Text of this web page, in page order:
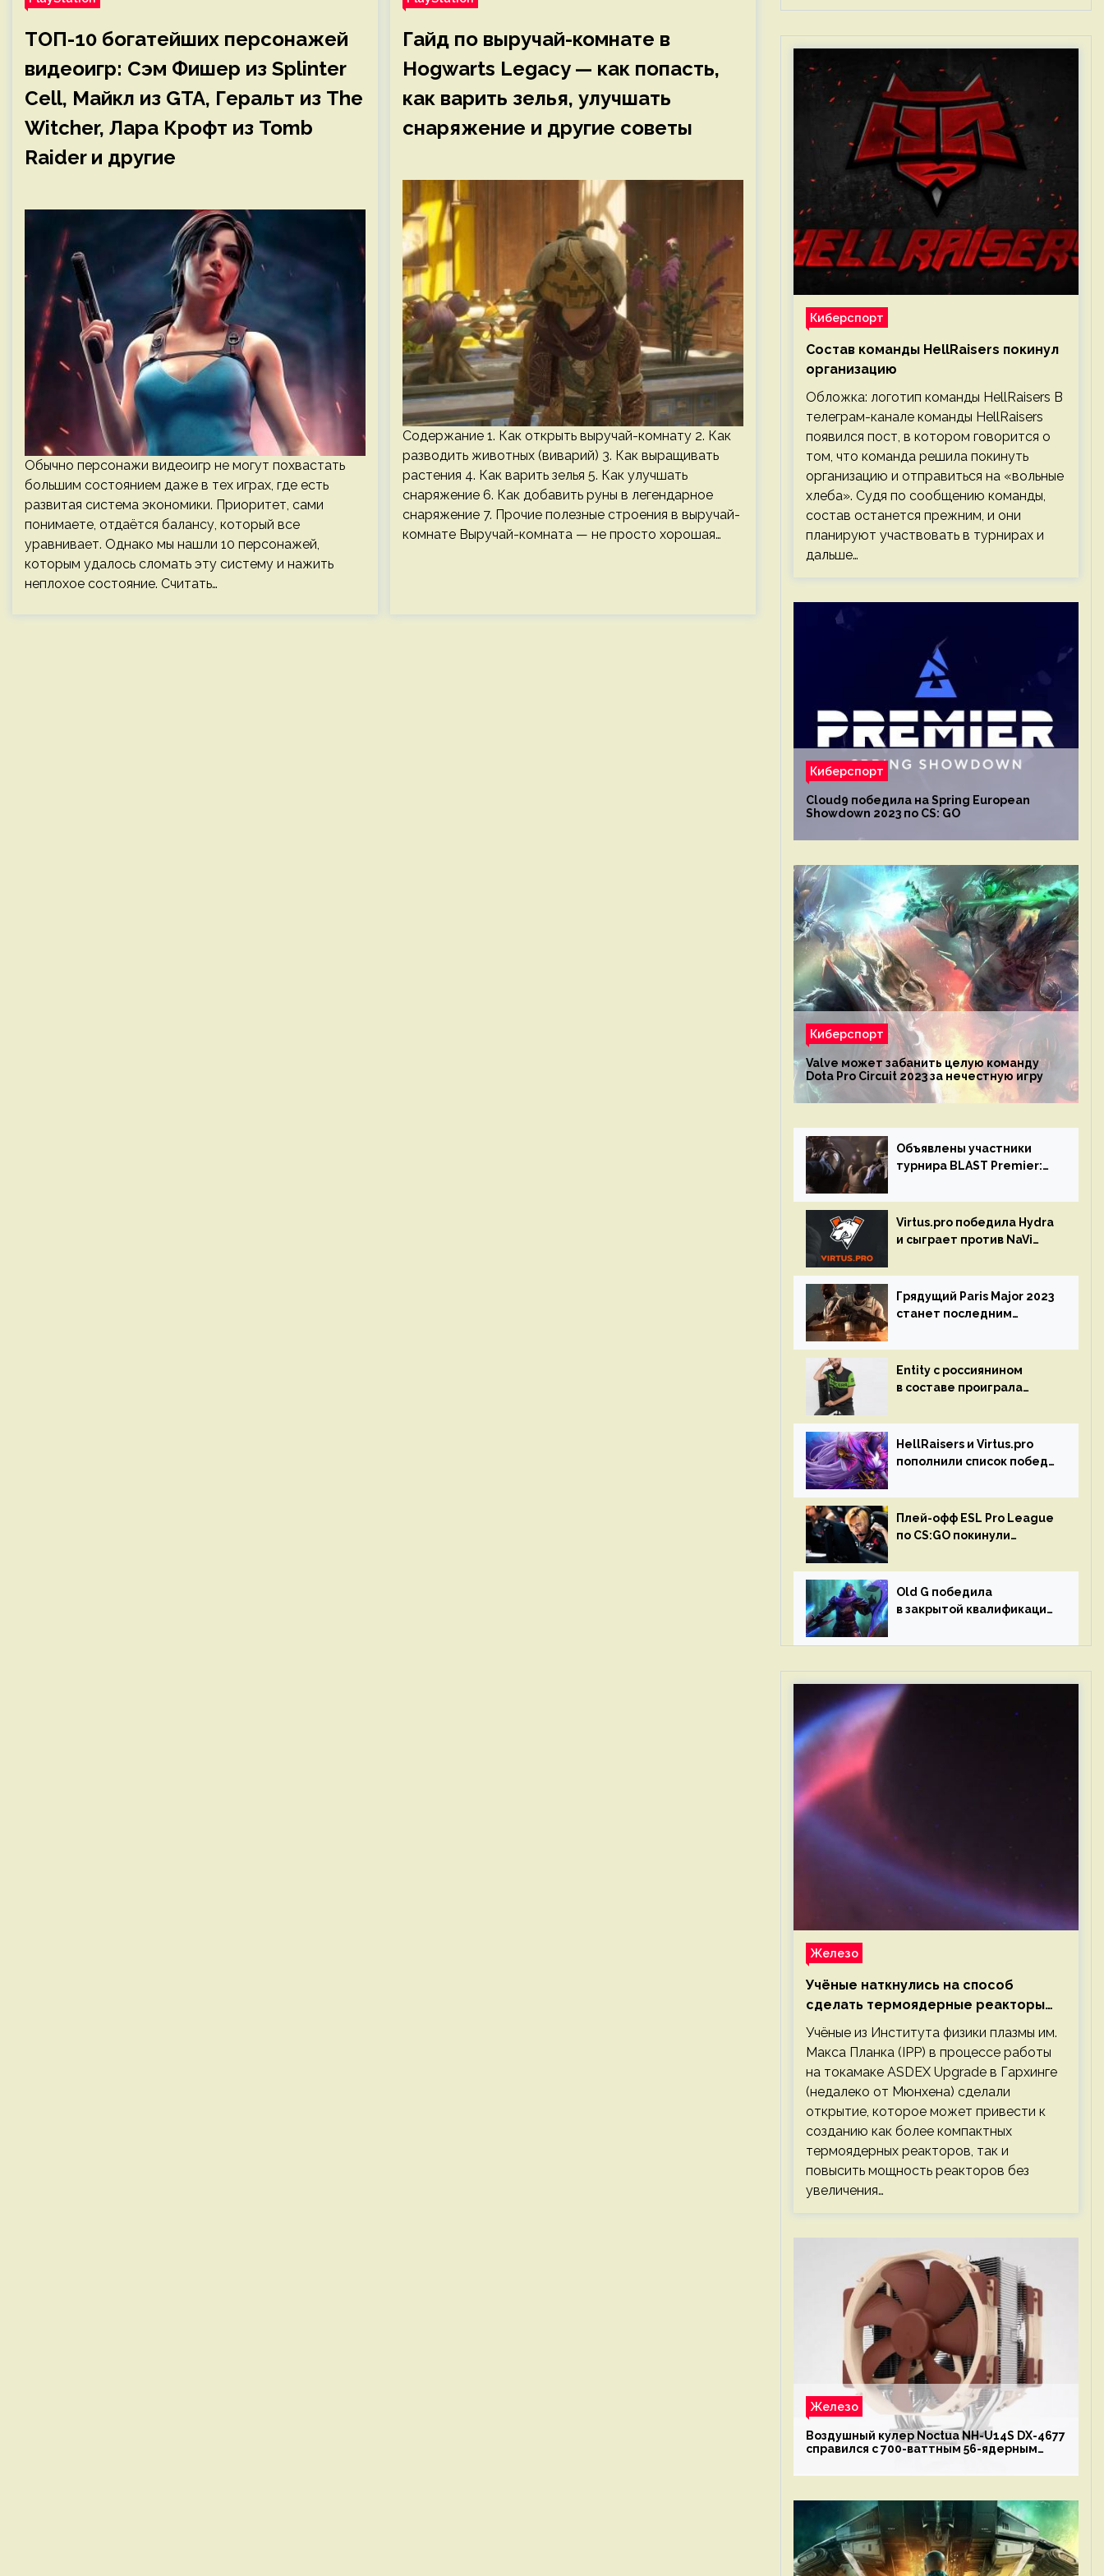
ТОП-10 богатейших персонажей
видеоигр: Сэм Фишер из Splinter
Cell, Майкл из GTA, Геральт из The
Witcher, Лара Крофт из Tomb
Raider и другие
Обычно персонажи видеоигр не могут похвастать
большим состоянием даже в тех играх, где есть
развитая система экономики. Приоритет, сами
понимаете, отдаётся балансу, который все
уравнивает. Однако мы нашли 10 персонажей,
которым удалось сломать эту систему и нажить
неплохое состояние. Считать…
Гайд по выручай-комнате в
Hogwarts Legacy — как попасть,
как варить зелья, улучшать
снаряжение и другие советы
Содержание 1. Как открыть выручай-комнату 2. Как
разводить животных (виварий) 3. Как выращивать
растения 4. Как варить зелья 5. Как улучшать
снаряжение 6. Как добавить руны в легендарное
снаряжение 7. Прочие полезные строения в выручай-
комнате Выручай-комната — не просто хорошая…
Киберспорт
Состав команды HellRaisers покинул
организацию
Обложка: логотип команды HellRaisers В
телеграм-канале команды HellRaisers
появился пост, в котором говорится о
том, что команда решила покинуть
организацию и отправиться на «вольные
хлеба». Судя по сообщению команды,
состав останется прежним, и они
планируют участвовать в турнирах и
дальше…
Киберспорт
Cloud9 победила на Spring European
Showdown 2023 по CS: GO
Киберспорт
Valve может забанить целую команду
Dota Pro Circuit 2023 за нечестную игру
Объявлены участники
турнира BLAST Premier:
Virtus.pro победила Hydra
и сыграет против NaVi
Circuit
Грядущий Paris Major 2023
станет последним
GO
Entity с россиянином
в составе проиграла
Circuit 2023
HellRaisers и Virtus.pro
пополнили список побед
Плей-офф ESL Pro League
по CS:GO покинули
Old G победила
в закрытой квалификации
Западной Европы
Железо
Учёные наткнулись на способ
сделать термоядерные реакторы
более компактными или мощными
Учёные из Института физики плазмы им.
Макса Планка (IPP) в процессе работы
на токамаке ASDEX Upgrade в Гархинге
(недалеко от Мюнхена) сделали
открытие, которое может привести к
созданию как более компактных
термоядерных реакторов, так и
повысить мощность реакторов без
увеличения…
Железо
Воздушный кулер Noctua NH-U14S DX-4677
справился с 700-ваттным 56-ядерным